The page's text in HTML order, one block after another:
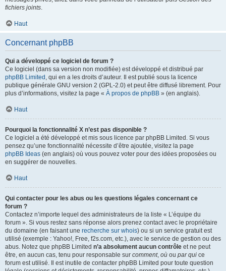
fichiers joints.
Haut
Concernant phpBB
Qui a développé ce logiciel de forum ?
Ce logiciel (dans sa version non modifiée) est développé et distribué par
phpBB Limited , qui en a les droits d’auteur. Il est publié sous la licence
publique générale GNU version 2 (GPL-2.0) et peut être diffusé librement. Pour
plus d’informations, visitez la page « À propos de phpBB » (en anglais).
Haut
Pourquoi la fonctionnalité X n’est pas disponible ?
Ce logiciel a été développé et mis sous licence par phpBB Limited. Si vous
pensez qu’une fonctionnalité nécessite d’être ajoutée, visitez la page
phpBB Ideas (en anglais) où vous pouvez voter pour des idées proposées ou
en suggérer de nouvelles.
Haut
Qui contacter pour les abus ou les questions légales concernant ce
forum ?
Contactez n’importe lequel des administrateurs de la liste « L’équipe du
forum ». Si vous restez sans réponse alors prenez contact avec le propriétaire
du domaine (en faisant une recherche sur whois) ou si un service gratuit est
utilisé (exemple : Yahoo!, Free, f2s.com, etc.), avec le service de gestion ou des
abus. Notez que phpBB Limited n’a absolument aucun contrôle et ne peut
être, en aucun cas, tenu pour responsable sur comment, où ou par qui ce
forum est utilisé. Il est inutile de contacter phpBB Limited pour toute question